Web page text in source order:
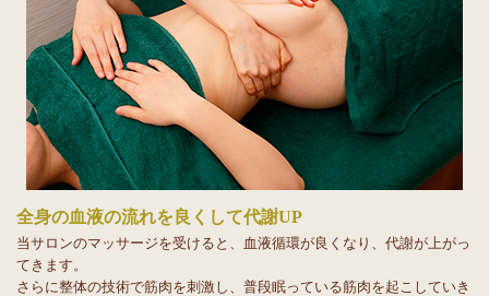
全身の血液の流れを良くして代謝UP
当サロンのマッサージを受けると、血液循環が良くなり、代謝が上がっ
てきます。
さらに整体の技術で筋肉を刺激し、普段眠っている筋肉を起こしていき